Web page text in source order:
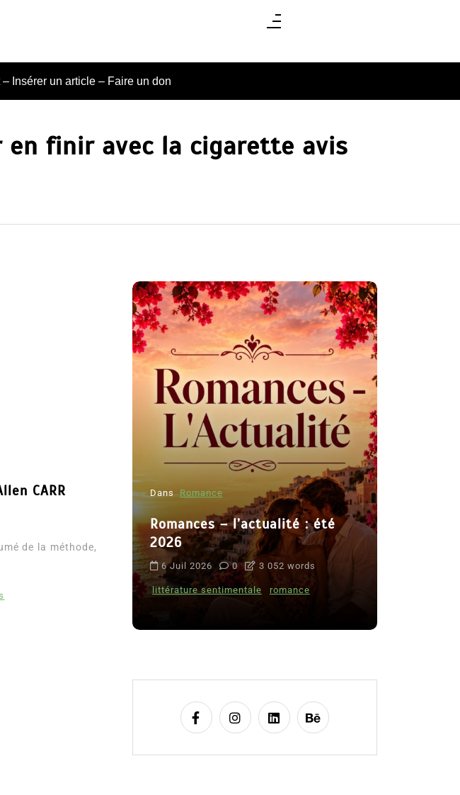
Insérer un article – Faire un don
en finir avec la cigarette avis
CARR
de la méthode,
Dans Romance
Romances – l’actualité : été
2026
6 Juil 2026 0 3 052 words
littérature sentimentale romance